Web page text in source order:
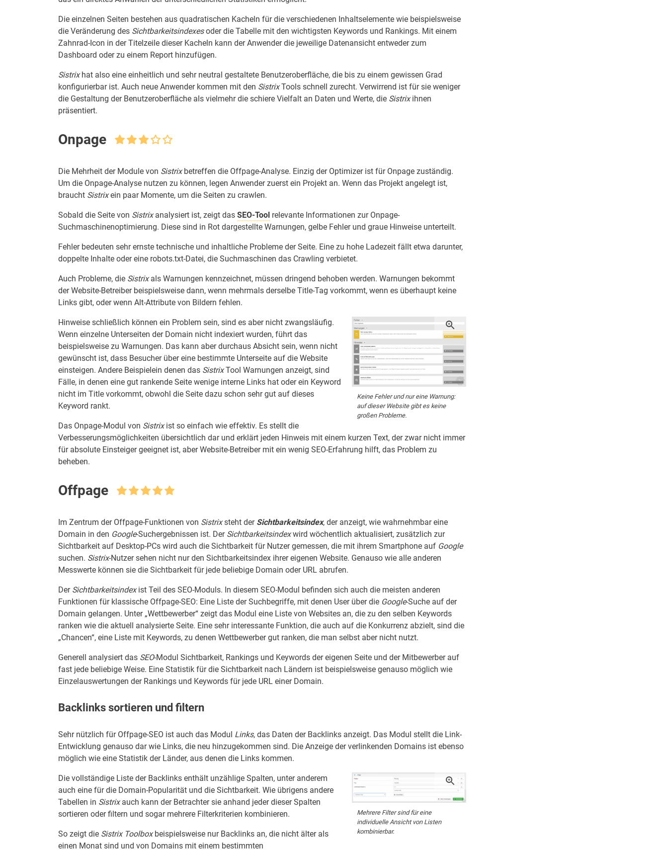
Die einzelnen Seiten bestehen aus quadratischen Kacheln für die verschiedenen Inhaltselemente wie beispielsweise
die Veränderung des Sichtbarkeitsindexesoder die Tabelle mit den wichtigsten Keywords und Rankings. Mit einem
Zahnrad-Icon in der Titelzeile dieser Kacheln kann der Anwender die jeweilige Datenansicht entweder zum
Dashboard oder zu einem Report hinzufügen.
Sistrixhat also eine einheitlich und sehr neutral gestaltete Benutzeroberfläche, die bis zu einem gewissen Grad
konfigurierbar ist. Auch neue Anwender kommen mit den SistrixTools schnell zurecht. Verwirrend ist für sie weniger
die Gestaltung der Benutzeroberfläche als vielmehr die schiere Vielfalt an Daten und Werte, die Sistrixihnen
präsentiert.
Onpage
Die Mehrheit der Module von Sistrixbetreffen die Offpage-Analyse. Einzig der Optimizer ist für Onpage zuständig.
Um die Onpage-Analyse nutzen zu können, legen Anwender zuerst ein Projekt an. Wenn das Projekt angelegt ist,
braucht Sistrixein paar Momente, um die Seiten zu crawlen.
Sobald die Seite von Sistrixanalysiert ist, zeigt das SEO-Tool relevante Informationen zur Onpage-
Suchmaschinenoptimierung. Diese sind in Rot dargestellte Warnungen, gelbe Fehler und graue Hinweise unterteilt.
Fehler bedeuten sehr ernste technische und inhaltliche Probleme der Seite. Eine zu hohe Ladezeit fällt etwa darunter,
doppelte Inhalte oder eine robots.txt-Datei, die Suchmaschinen das Crawling verbietet.
Auch Probleme, die Sistrixals Warnungen kennzeichnet, müssen dringend behoben werden. Warnungen bekommt
der Website-Betreiber beispielsweise dann, wenn mehrmals derselbe Title-Tag vorkommt, wenn es überhaupt keine
Links gibt, oder wenn Alt-Attribute von Bildern fehlen.
Keine Fehler und nur eine Warnung:
auf dieser Website gibt es keine
großen Probleme.
Hinweise schließlich können ein Problem sein, sind es aber nicht zwangsläufig.
Wenn einzelne Unterseiten der Domain nicht indexiert wurden, führt das
beispielsweise zu Warnungen. Das kann aber durchaus Absicht sein, wenn nicht
gewünscht ist, dass Besucher über eine bestimmte Unterseite auf die Website
einsteigen. Andere Beispielein denen das SistrixTool Warnungen anzeigt, sind
Fälle, in denen eine gut rankende Seite wenige interne Links hat oder ein Keyword
nicht im Title vorkommt, obwohl die Seite dazu schon sehr gut auf dieses
Keyword rankt.
Das Onpage-Modul von Sistrixist so einfach wie effektiv. Es stellt die
Verbesserungsmöglichkeiten übersichtlich dar und erklärt jeden Hinweis mit einem kurzen Text, der zwar nicht immer
für absolute Einsteiger geeignet ist, aber Website-Betreiber mit ein wenig SEO-Erfahrung hilft, das Problem zu
beheben.
Offpage
Im Zentrum der Offpage-Funktionen von Sistrixsteht der Sichtbarkeitsindex, der anzeigt, wie wahrnehmbar eine
Domain in den Google-Suchergebnissen ist. Der Sichtbarkeitsindexwird wöchentlich aktualisiert, zusätzlich zur
Sichtbarkeit auf Desktop-PCs wird auch die Sichtbarkeit für Nutzer gemessen, die mit ihrem Smartphone auf Google
suchen. Sistrix-Nutzer sehen nicht nur den Sichtbarkeitsindex ihrer eigenen Website. Genauso wie alle anderen
Messwerte können sie die Sichtbarkeit für jede beliebige Domain oder URL abrufen.
Der Sichtbarkeitsindexist Teil des SEO-Moduls. In diesem SEO-Modul befinden sich auch die meisten anderen
Funktionen für klassische Offpage-SEO: Eine Liste der Suchbegriffe, mit denen User über die Google-Suche auf der
Domain gelangen. Unter „Wettbewerber“ zeigt das Modul eine Liste von Websites an, die zu den selben Keywords
ranken wie die aktuell analysierte Seite. Eine sehr interessante Funktion, die auch auf die Konkurrenz abzielt, sind die
„Chancen“, eine Liste mit Keywords, zu denen Wettbewerber gut ranken, die man selbst aber nicht nutzt.
Generell analysiert das SEO-Modul Sichtbarkeit, Rankings und Keywords der eigenen Seite und der Mitbewerber auf
fast jede beliebige Weise. Eine Statistik für die Sichtbarkeit nach Ländern ist beispielsweise genauso möglich wie
Einzelauswertungen der Rankings und Keywords für jede URL einer Domain.
Backlinks sortieren und filtern
Sehr nützlich für Offpage-SEO ist auch das Modul Links, das Daten der Backlinks anzeigt. Das Modul stellt die Link-
Entwicklung genauso dar wie Links, die neu hinzugekommen sind. Die Anzeige der verlinkenden Domains ist ebenso
möglich wie eine Statistik der Länder, aus denen die Links kommen.
Mehrere Filter sind für eine
individuelle Ansicht von Listen
kombinierbar.
Die vollständige Liste der Backlinks enthält unzählige Spalten, unter anderem
auch eine für die Domain-Popularität und die Sichtbarkeit. Wie übrigens andere
Tabellen in Sistrixauch kann der Betrachter sie anhand jeder dieser Spalten
sortieren oder filtern und sogar mehrere Filterkriterien kombinieren.
So zeigt die Sistrix Toolboxbeispielsweise nur Backlinks an, die nicht älter als
einen Monat sind und von Domains mit einem bestimmten